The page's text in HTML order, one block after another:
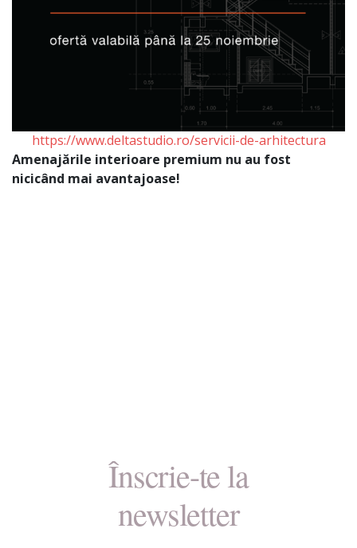
https://www.deltastudio.ro/servicii-de-arhitectura
Amenajările interioare premium nu au fost
nicicând mai avantajoase!
Înscrie-te la
newsletter